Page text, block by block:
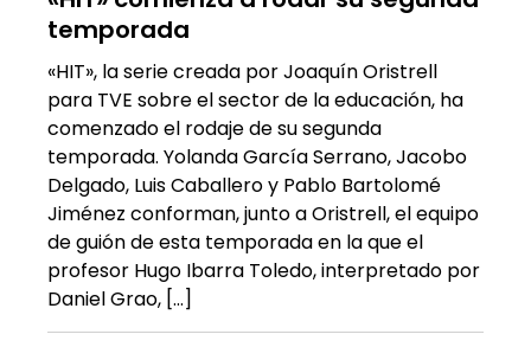
temporada
«HIT», la serie creada por Joaquín Oristrell
para TVE sobre el sector de la educación, ha
comenzado el rodaje de su segunda
temporada. Yolanda García Serrano, Jacobo
Delgado, Luis Caballero y Pablo Bartolomé
Jiménez conforman, junto a Oristrell, el equipo
de guión de esta temporada en la que el
profesor Hugo Ibarra Toledo, interpretado por
Daniel Grao, […]